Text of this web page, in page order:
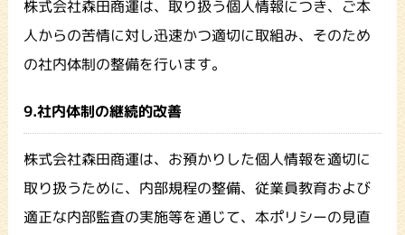
株式会社森田商運は、取り扱う個人情報につき、ご本
人からの苦情に対し迅速かつ適切に取組み、そのため
の社内体制の整備を行います。
9.社内体制の継続的改善
株式会社森田商運は、お預かりした個人情報を適切に
取り扱うために、内部規程の整備、従業員教育および
適正な内部監査の実施等を通じて、本ポリシーの見直